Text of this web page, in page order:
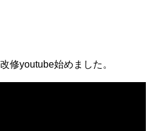
修youtube始めました。